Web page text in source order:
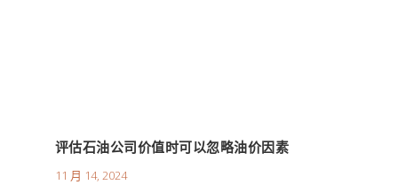
评估石油公司价值时可以忽略油价因素
11 月 14, 2024